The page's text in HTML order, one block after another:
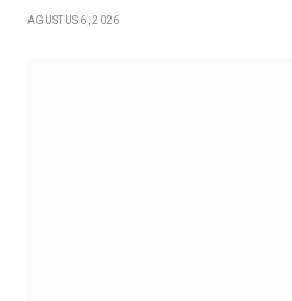
AGUSTUS 6, 2026